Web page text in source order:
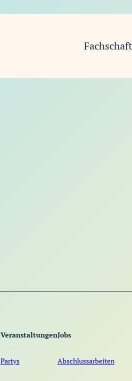
Veranstaltungen
Partys
Jobs
Abschlussarbeiten